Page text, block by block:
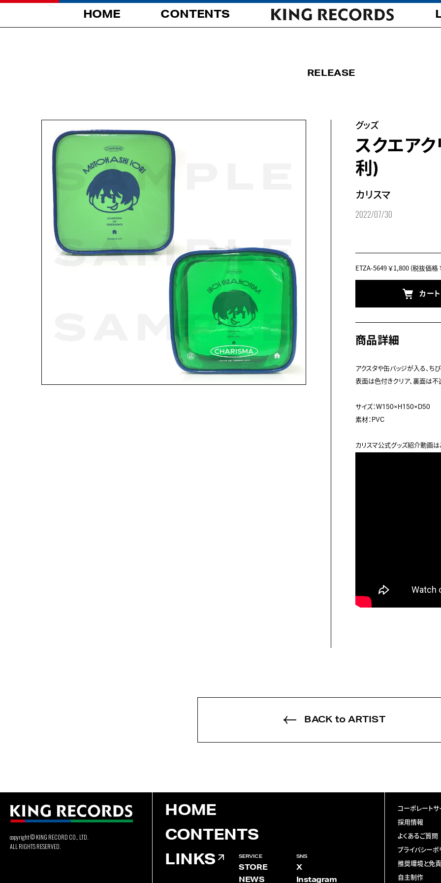
HOME CONTENTS
RELEASE
グッズ
スクエア
利)
カリスマ
2022/07/30
ETZA-5649￥1,800 (税抜価格
カー
商品詳細
アクスタや缶バッジが入る、ち
表面は色付きクリア、裏面は
サイズ：W150×H150×D50
素材：PVC
カリスマ公式グッズ紹介動画は
BACK to ARTIST
copyright © KING RECORD CO., LTD.
ALL RIGHTS RESERVED.
HOME
CONTENTS
LINKS
SERVICE
STORE
NEWS
SNS
X
Instagram
コーポレートサ
採用情報
よくあるご質問
プライバシーポ
推奨環境と免
自主制作